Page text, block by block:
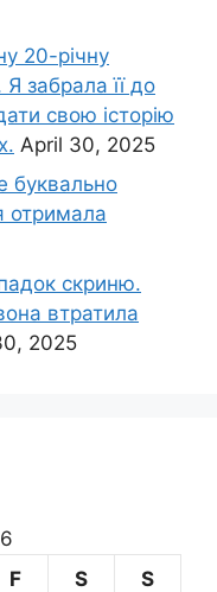
20-річну
забрала її до
свою історію
April 30, 2025
буквально
отримала
скриню.
втратила
2025
F S S